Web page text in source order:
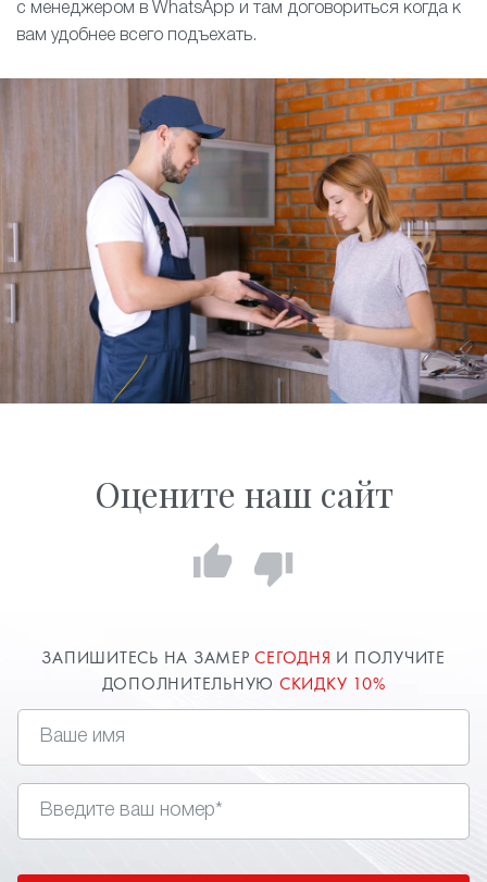
с менеджером в WhatsApp и там договориться когда к
вам удобнее всего подъехать.
Оцените наш сайт
ЗАПИШИТЕСЬ НА ЗАМЕРСЕГОДНЯ И ПОЛУЧИТЕ
ДОПОЛНИТЕЛЬНУЮ СКИДКУ 10%